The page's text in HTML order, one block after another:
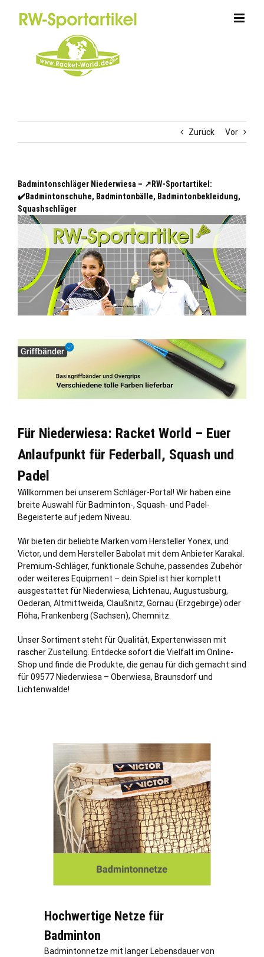
Zurück Vor
Badmintonschläger Niederwiesa – ↗️RW-Sportartikel:
✔️Badmintonschuhe, Badmintonbälle, Badmintonbekleidung,
Squashschläger
Für Niederwiesa: Racket World – Euer
Anlaufpunkt für Federball, Squash und
Padel
Willkommen bei unserem Schläger-Portal! Wir haben eine
breite Auswahl für Badminton-, Squash- und Padel-
Begeisterte auf jedem Niveau.
Wir bieten dir beliebte Marken vom Hersteller Yonex, und
Victor, und dem Hersteller Babolat mit dem Anbieter Karakal.
Premium-Schläger, funktionale Schuhe, passendes Zubehör
oder weiteres Equipment – dein Spiel ist hier komplett
ausgestattet für Niederwiesa, Lichtenau, Augustusburg,
Oederan, Altmittweida, Claußnitz, Gornau (Erzgebirge) oder
Flöha, Frankenberg (Sachsen), Chemnitz
Unser Sortiment steht für Qualität, Expertenwissen mit
rascher Zustellung. Entdecke sofort die Vielfalt im Online-
Shop und finde die Produkte, die genau für dich gemacht sind
für 09577 Niederwiesa – Oberwiesa, Braunsdorf und
Lichtenwalde!
Hochwertige Netze für
Badminton
Badmintonnetze mit langer Lebensdauer von